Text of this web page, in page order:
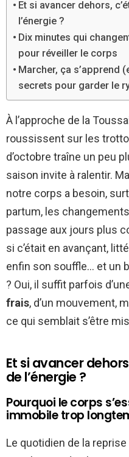
Et si avancer dehors,
l’énergie ?
Dix minutes qui
pour réveiller le corps
Marcher, ça s’apprend
secrets pour garder le
À l’approche de la
roussissent sur les
d’octobre traîne un peu
saison invite à ralentir.
notre corps a besoin,
partum, les
passage aux jours plus
si c’était en avançant,
enfin son souffle… et un
? Oui, il suffit parfois
frais, d’un mouvement,
ce qui semblait s’être
Et si avancer
de l’énergie ?
Pourquoi le corps
immobile trop
Le quotidien de la